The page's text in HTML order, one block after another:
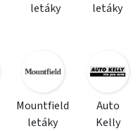
letáky
letáky
Mountfield
letáky
Auto
Kelly